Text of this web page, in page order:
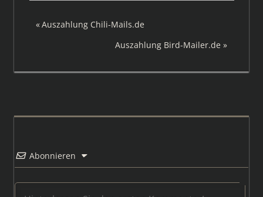
Beitragsnavigation
Vorheriger
Auszahlung Chili-Mails.de
Nächster
Auszahlung Bird-Mailer.de
Abonnieren